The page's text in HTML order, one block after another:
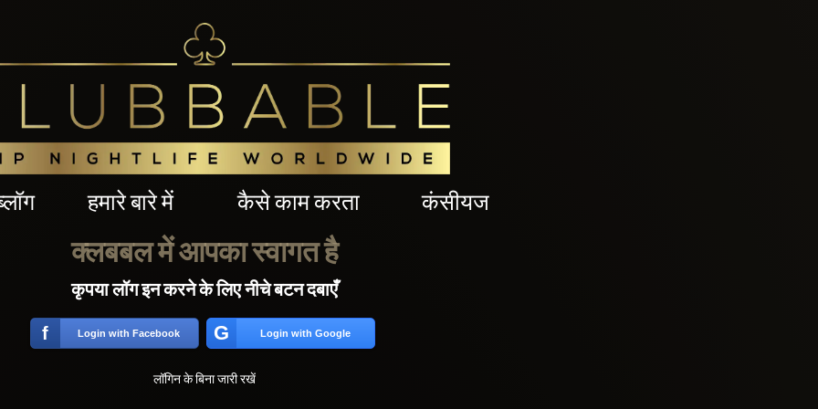
हमारे बारे में कैसे काम करता कंसीयज
क्लबबल में आपका स्वागत है
कृपया लॉग इन करने के लिए नीचे बटन दबाएँ
f Login with Facebook G Login with Google
लॉगिन के बिना जारी रखें